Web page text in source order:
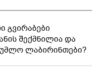
გვირაბები
შექმნილია და
ლაბირინთები?